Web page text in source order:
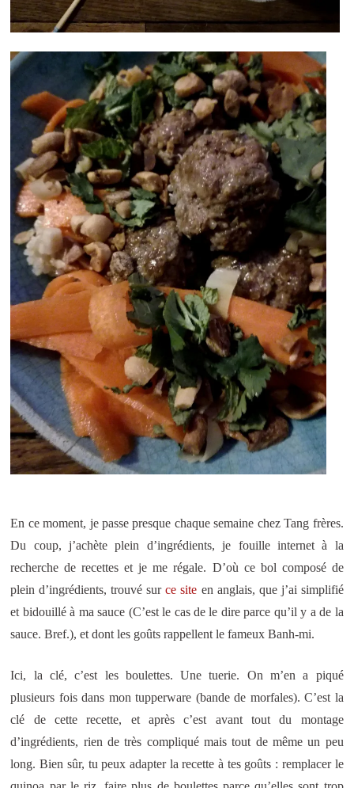
En ce moment, je passe presque chaque semaine chez Tang frères.
Du coup, j’achète plein d’ingrédients, je fouille internet à la
recherche de recettes et je me régale. D’où ce bol composé de
plein d’ingrédients, trouvé surce site en anglais, que j’ai simplifié
et bidouillé à ma sauce (C’est le cas de le dire parce qu’il y a de la
sauce. Bref.), et dont les goûts rappellent le fameux Banh-mi.
Ici, la clé, c’est les boulettes. Une tuerie. On m’en a piqué
plusieurs fois dans mon tupperware (bande de morfales). C’est la
clé de cette recette, et après c’est avant tout du montage
d’ingrédients, rien de très compliqué mais tout de même un peu
long. Bien sûr, tu peux adapter la recette à tes goûts : remplacer le